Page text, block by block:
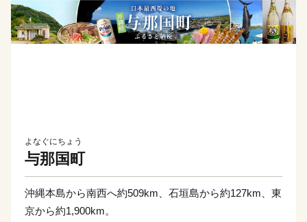
よなぐにちょう
与那国町
沖縄本島から南西へ約509km、石垣島から約127km、東
京から約1,900km。